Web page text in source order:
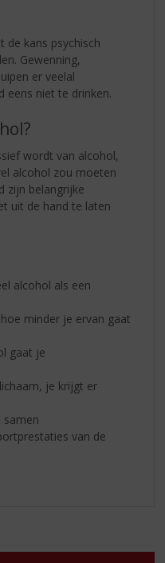
de kans psychisch
Gewenning,
er veelal
eens niet te drinken.
wordt van alcohol,
alcohol zou moeten
zijn belangrijke
uit de hand te laten
alcohol als een
minder je ervan gaat
gaat je
je krijgt er
samen
van de